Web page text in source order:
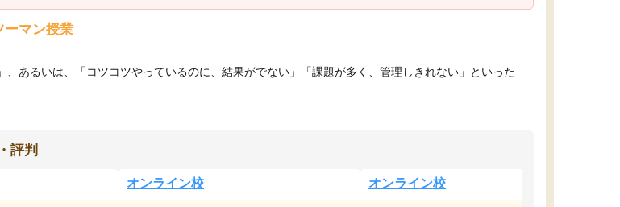
ーマン授業
あるいは、「コツコツやっているのに、結果がでない」「課題が多く、管理しきれない」といった
評判
オンライン校 オンライン校